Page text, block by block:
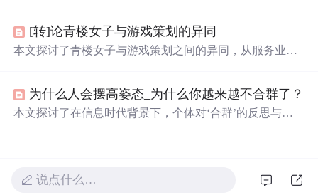
期，十年后彻底忘记彼此，期待来生再续前缘。
[转]论青楼女子与游戏策划的异同
本文探讨了青楼女子与游戏策划之间的异同，从服务业的
的挑战和追求的理想。
为什么人会摆高姿态_为什么你越来越不合群了？
本文探讨了在信息时代背景下，个体对‘合群’的反思与重
批判强制合群对心理健康的损害，并指出卓尔不群者更易
在技术驱动的知识经济中建立差异化优势。
说点什么…